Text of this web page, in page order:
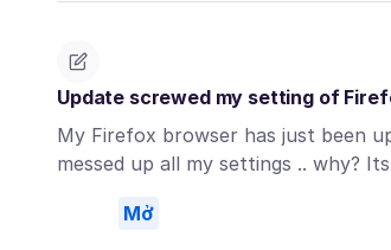
Update screwed my setting of
My Firefox browser has just been
messed up all my settings .. why?
Mở